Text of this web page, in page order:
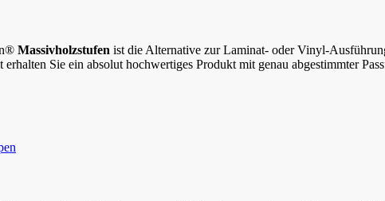
Massivholzstufen ist die Alternative zur Laminat- oder Vinyl-
Sie ein absolut hochwertiges Produkt mit genau abgestimmter